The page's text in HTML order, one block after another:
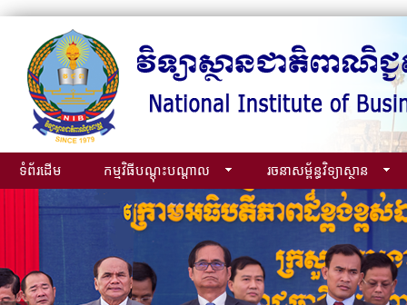
ទំព័រដើម កម្មវិធីបណ្ដុះបណ្ដាល រចនាសម្ព័ន្ធវិទ្យាស្ថាន